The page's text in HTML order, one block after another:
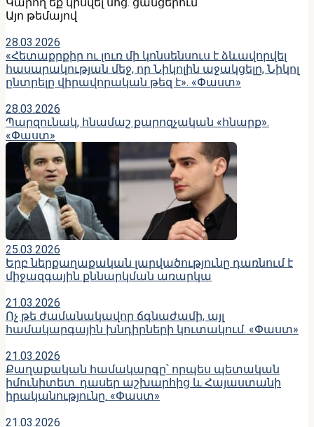
Այո թեմայով
28.03.2026
«Հետաքրքիր ու լուռ մի կոնսենսուս է ձևավորվել
հասարակության մեջ, որ Նիկոլին աջակցելը, Նիկոլ
ընտրելը վիրավորական թեզ է». «Փաստ»
28.03.2026
Պարզունակ, հնամաշ քարոզչական «հնարք».
«Փաստ»
25.03.2026
Երբ ներքաղաքական լարվածությունը դառնում է
միջազգային քննարկման առարկա
21.03.2026
Ոչ թե ժամանակավոր ճգնաժամի, այլ
համակարգային խնդիրների կուտակում. «Փաստ»
21.03.2026
Քաղաքական համակարգը՝ որպես պետական
իմունիտետ. դասեր աշխարհից և Հայաստանի
իրականությունը. «Փաստ»
21.03.2026